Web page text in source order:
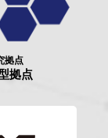
拠点
拠点